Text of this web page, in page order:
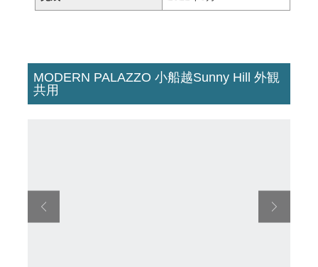
MODERN PALAZZO 小船越Sunny Hill 外観
共用